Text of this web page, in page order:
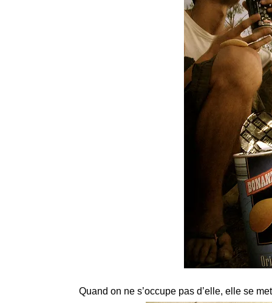
Quand on ne s’occupe pas d’elle, elle se